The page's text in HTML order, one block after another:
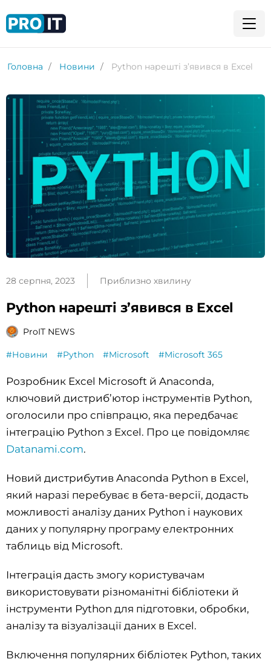
Головна Новини Python нарешті з’явився в Excel
28 серпня, 2023 Приблизно хвилину
Python нарешті з’явився в Excel
ProIT NEWS
#Новини #Python #Microsoft #Microsoft 365
Розробник Excel Microsoft й Anaconda,
ключовий дистриб’ютор інструментів Python,
оголосили про співпрацю, яка передбачає
інтеграцію Python з Excel. Про це повідомляє
Datanami.com.
Новий дистрибутив Anaconda Python в Excel,
який наразі перебуває в бета-версії, додасть
можливості аналізу даних Python і наукових
даних у популярну програму електронних
таблиць від Microsoft.
Інтеграція дасть змогу користувачам
використовувати різноманітні бібліотеки й
інструменти Python для підготовки, обробки,
аналізу та візуалізації даних в Excel.
Включення популярних бібліотек Python, таких